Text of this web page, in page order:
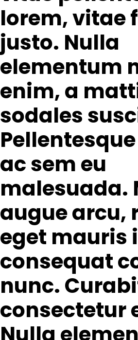
lorem, vitae
justo. Nulla
elementum
enim, a
sodales
ac sem eu
malesuada.
augue arcu,
eget mauris
consequat
nunc.
consectetur